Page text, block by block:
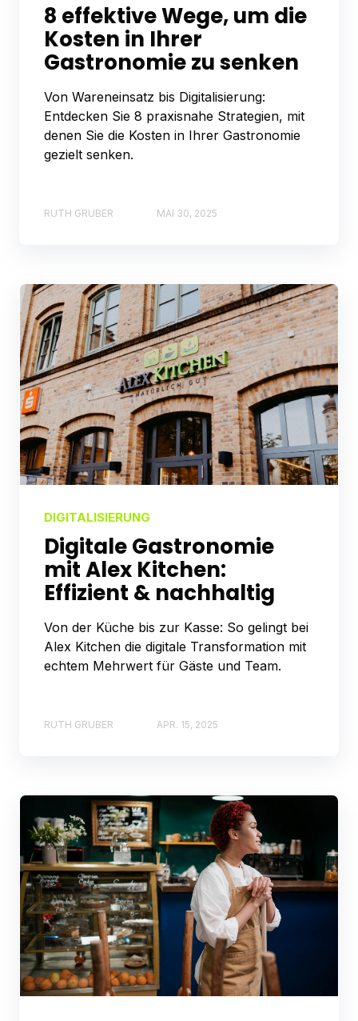
8 effektive Wege, um die
Kosten in Ihrer
Gastronomie zu senken
Von Wareneinsatz bis Digitalisierung:
Entdecken Sie 8 praxisnahe Strategien, mit
denen Sie die Kosten in Ihrer Gastronomie
gezielt senken.
RUTH GRUBER MAI 30, 2025
DIGITALISIERUNG
Digitale Gastronomie
mit Alex Kitchen:
Effizient & nachhaltig
Von der Küche bis zur Kasse: So gelingt bei
Alex Kitchen die digitale Transformation mit
echtem Mehrwert für Gäste und Team.
RUTH GRUBER APR. 15, 2025